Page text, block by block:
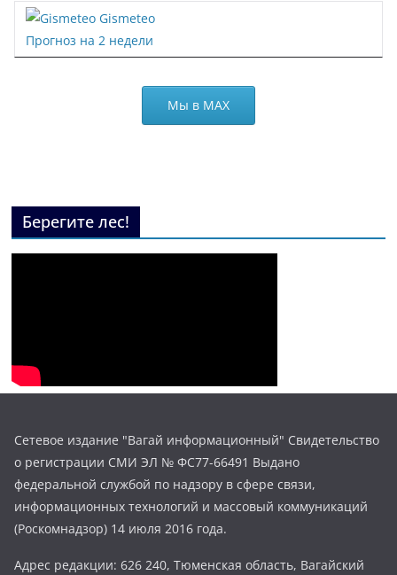
Gismeteo
Прогноз на 2 недели
Мы в МАХ
Берегите лес!
Сетевое издание "Вагай информационный" Свидетельство
о регистрации СМИ ЭЛ № ФС77-66491 Выдано
федеральной службой по надзору в сфере связи,
информационных технологий и массовый коммуникаций
(Роскомнадзор) 14 июля 2016 года.
Адрес редакции: 626 240, Тюменская область, Вагайский